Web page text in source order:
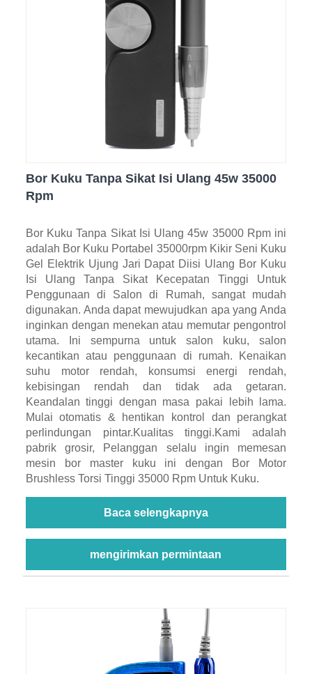
Bor Kuku Tanpa Sikat Isi Ulang 45w 35000
Rpm
Bor Kuku Tanpa Sikat Isi Ulang 45w 35000 Rpm ini
adalah Bor Kuku Portabel 35000rpm Kikir Seni Kuku
Gel Elektrik Ujung Jari Dapat Diisi Ulang Bor Kuku
Isi Ulang Tanpa Sikat Kecepatan Tinggi Untuk
Penggunaan di Salon di Rumah, sangat mudah
digunakan. Anda dapat mewujudkan apa yang Anda
inginkan dengan menekan atau memutar pengontrol
utama. Ini sempurna untuk salon kuku, salon
kecantikan atau penggunaan di rumah. Kenaikan
suhu motor rendah, konsumsi energi rendah,
kebisingan rendah dan tidak ada getaran.
Keandalan tinggi dengan masa pakai lebih lama.
Mulai otomatis & hentikan kontrol dan perangkat
perlindungan pintar.Kualitas tinggi.Kami adalah
pabrik grosir, Pelanggan selalu ingin memesan
mesin bor master kuku ini dengan Bor Motor
Brushless Torsi Tinggi 35000 Rpm Untuk Kuku.
Baca selengkapnya
mengirimkan permintaan